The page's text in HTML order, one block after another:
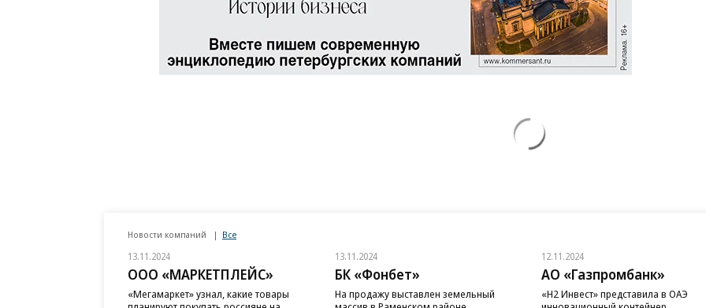
Новости компаний Все
13.11.2024
ООО «МАРКЕТПЛЕЙС»
«Мегамаркет» узнал, какие товары
13.11.2024
БК «Фонбет»
На продажу выставлен земельный
12.11.2024
АО «Газпромбанк»
«H2 Инвест» представила в ОАЭ